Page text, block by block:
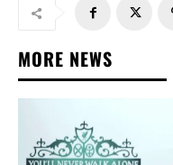
MORE NEWS